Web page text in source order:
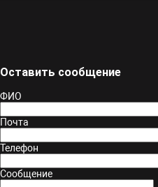
Оставить сообщение
ФИО
Почта
Телефон
Сообщение